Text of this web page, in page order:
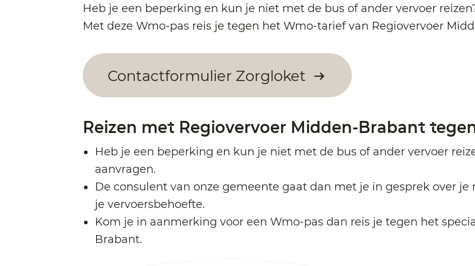
Heb je een beperking en kun je niet met de bus of ander vervoer
Met deze Wmo-pas reis je tegen het Wmo-tarief van Regiovervoer
Contactformulier Zorgloket
Reizen met Regiovervoer Midden-Brabant
Heb je een beperking en kun je niet met de bus of ander vervoer
aanvragen.
De consulent van onze gemeente gaat dan met je in gesprek over
je vervoersbehoefte.
Kom je in aanmerking voor een Wmo-pas dan reis je tegen het
Brabant.